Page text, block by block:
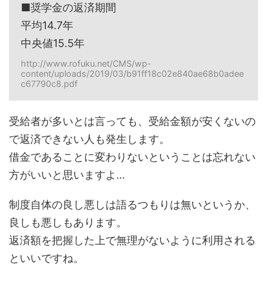
■奨学金の返済期間
平均14.7年
中央値15.5年
http://www.rofuku.net/CMS/wp-
content/uploads/2019/03/b91ff18c02e840ae68b0adee
c67790c8.pdf
受給者が多いとは言っても、受給金額が安くないの
で返済できない人も発生します。
借金であることに変わりないということは忘れない
方がいいと思いますよ…
制度自体の良し悪しは語るつもりは無いというか、
良しも悪しもあります。
返済額を把握した上で無理がないように利用される
といいですね。